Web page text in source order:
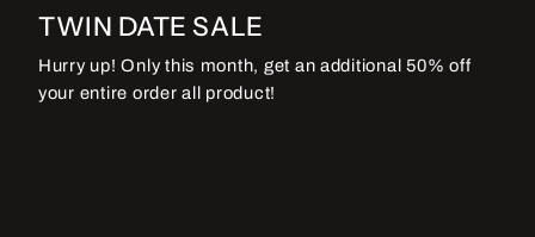
TWIN DATE SALE
Hurry up! Only this month, get an additional 50% off
your entire order all product!